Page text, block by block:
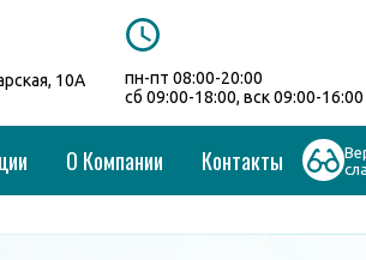
10А
пн-пт 08:00-20:00
сб 09:00-18:00, вск 09:00-16:00
О Компании Контакты